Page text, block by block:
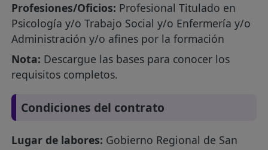
Profesiones/Oficios: Profesional Titulado en
Psicología y/o Trabajo Social y/o Enfermería y/o
Administración y/o afines por la formación
Nota: Descargue las bases para conocer los
requisitos completos.
Condiciones del contrato
Lugar de labores: Gobierno Regional de San